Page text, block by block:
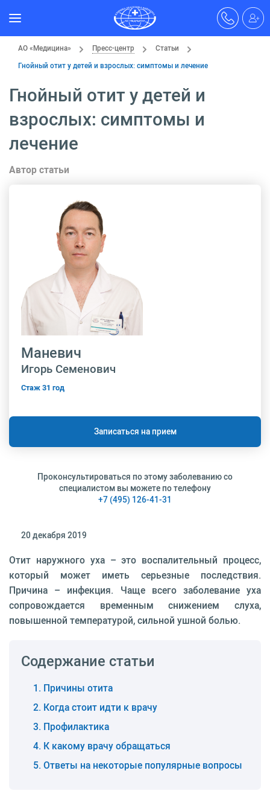
АО «Медицина» Пресс-центр
Статьи
Гнойный отит у детей и взрослых: симптомы и лечение
Гнойный отит у детей и
взрослых: симптомы и
лечение
20 декабря 2019
Отит наружного уха – это воспалительный процесс,
который может иметь серьезные последствия.
Причина – инфекция. Чаще всего заболевание уха
сопровождается временным снижением слуха,
повышенной температурой, сильной ушной болью.
Содержание статьи
Причины отита
Когда стоит идти к врачу
Профилактика
К какому врачу обращаться
Ответы на некоторые популярные вопросы
Автор статьи
Маневич
Игорь Семенович
Стаж 31 год
Записаться на прием
Проконсультироваться по этому заболеванию со
специалистом вы можете по телефону
+7 (495) 126-41-31